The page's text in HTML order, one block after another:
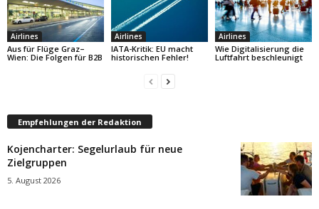
Airlines
Aus für Flüge Graz–
Wien: Die Folgen für B2B
Airlines
IATA-Kritik: EU macht
historischen Fehler!
Airlines
Wie Digitalisierung die
Luftfahrt beschleunigt
Empfehlungen der Redaktion
Kojencharter: Segelurlaub für neue
Zielgruppen
5. August 2026